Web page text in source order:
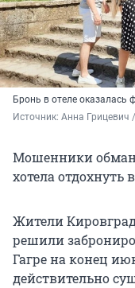
Бронь в отеле оказалась
Источник: Анна Грицевич /
Мошенники
хотела отдохнуть
Жители
решили
Гагре на конец
действительно